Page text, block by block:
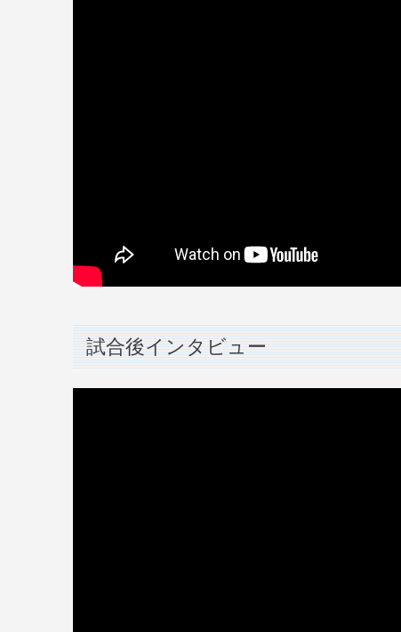
試合後インタビュー